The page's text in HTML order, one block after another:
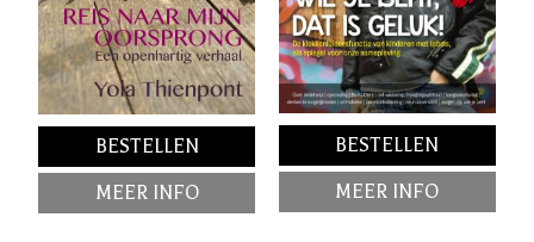
BESTELLEN
MEER INFO
BESTELLEN
MEER INFO